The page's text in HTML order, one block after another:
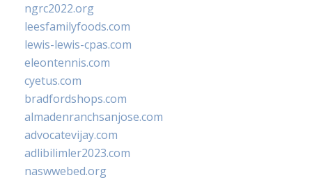
ngrc2022.org
leesfamilyfoods.com
lewis-lewis-cpas.com
eleontennis.com
cyetus.com
bradfordshops.com
almadenranchsanjose.com
advocatevijay.com
adlibilimler2023.com
naswwebed.org